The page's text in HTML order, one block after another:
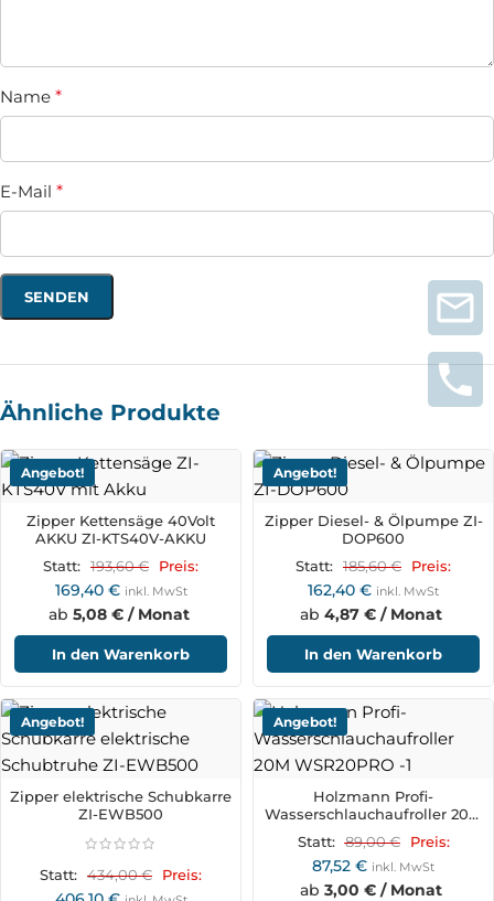
Name *
E-Mail *
Ähnliche Produkte
Angebot!
Zipper Kettensäge 40Volt
AKKU ZI-KTS40V-AKKU
Statt: 193,60€ Preis:
169,40 € inkl. MwSt
ab 5,08 € / Monat
In den Warenkorb
Angebot!
Zipper Diesel- & Ölpumpe ZI-
DOP600
Statt: 185,60€ Preis:
162,40 € inkl. MwSt
ab 4,87 € / Monat
In den Warenkorb
Angebot!
Zipper elektrische Schubkarre
ZI-EWB500
Statt: 434,00€ Preis:
Angebot!
Holzmann Profi-
Wasserschlauchaufroller 20M
WSR20PRO
Statt: 89,00€ Preis:
87,52 € inkl. MwSt
ab 3,00 € / Monat